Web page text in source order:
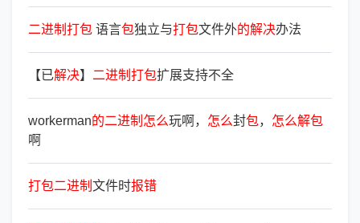
二进制 打包 语言包独立与打包文件外的解决办法
【已解决】 二进制 打包扩展支持不全
workerman的二进制 怎么玩啊， 怎么封包， 怎么解包
啊
打包二进制 文件时报错